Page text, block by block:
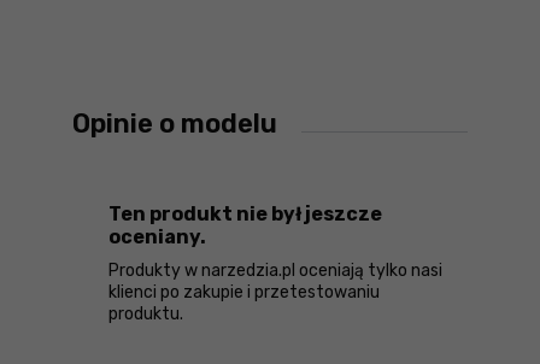
Opinie o modelu
Ten produkt nie był jeszcze
oceniany.
Produkty w narzedzia.pl oceniają tylko nasi
klienci po zakupie i przetestowaniu
produktu.